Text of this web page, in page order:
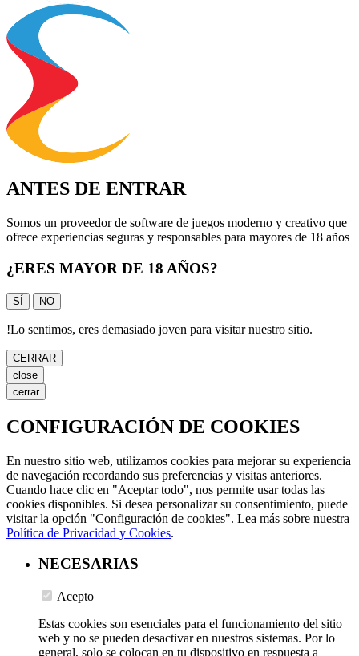
ANTES DE ENTRAR
Somos un proveedor de software de juegos moderno y creativo que
ofrece experiencias seguras y responsables para mayores de 18 años
¿ERES MAYOR DE 18 AÑOS?
SÍ NO
!Lo sentimos, eres demasiado joven para visitar nuestro sitio.
CERRAR
close
cerrar
CONFIGURACIÓN DE COOKIES
En nuestro sitio web, utilizamos cookies para mejorar su experiencia
de navegación recordando sus preferencias y visitas anteriores.
Cuando hace clic en "Aceptar todo", nos permite usar todas las
cookies disponibles. Si desea personalizar su consentimiento, puede
visitar la opción "Configuración de cookies". Lea más sobre nuestra
Política de Privacidad y Cookies.
NECESARIAS
Acepto
Estas cookies son esenciales para el funcionamiento del sitio
web y no se pueden desactivar en nuestros sistemas. Por lo
general, solo se colocan en tu dispositivo en respuesta a